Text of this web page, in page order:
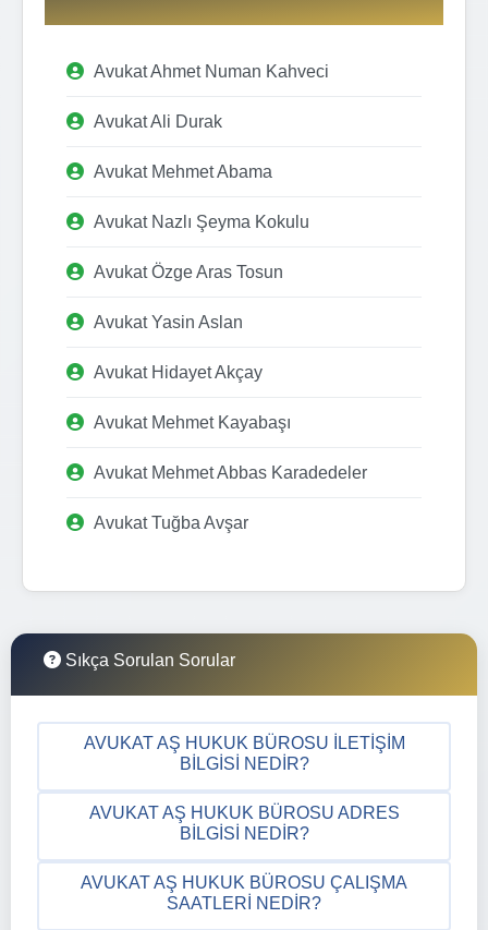
Avukat Ahmet Numan Kahveci
Avukat Ali Durak
Avukat Mehmet Abama
Avukat Nazlı Şeyma Kokulu
Avukat Özge Aras Tosun
Avukat Yasin Aslan
Avukat Hidayet Akçay
Avukat Mehmet Kayabaşı
Avukat Mehmet Abbas Karadedeler
Avukat Tuğba Avşar
Sıkça Sorulan Sorular
AVUKAT AŞ HUKUK BÜROSU İLETIŞIM
BILGISI NEDIR?
AVUKAT AŞ HUKUK BÜROSU ADRES
BILGISI NEDIR?
AVUKAT AŞ HUKUK BÜROSU ÇALIŞMA
SAATLERI NEDIR?